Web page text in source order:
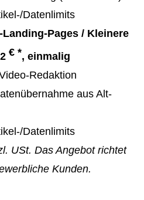
Datenlimits
Landing-Pages / Kleinere
€ *, einmalig
Redaktion
aus Alt-
Datenlimits
USt. Das Angebot richtet
Kunden.